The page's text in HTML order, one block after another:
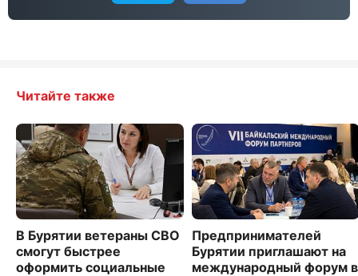
Читайте также
В Бурятии ветераны СВО
смогут быстрее
оформить социальные
Предпринимателей
Бурятии приглашают на
международный форум в